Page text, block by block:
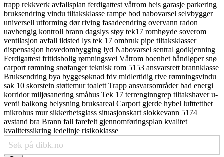
trapp rekkverk avfallsplan ferdigattest våtrom heis garasje parkering
bruksendring vindu tiltaksklasse rampe bod nabovarsel selvbygger
universell utforming dørriving fasadeendring overvann radon
uavhengig kontroll brann dagslys støy tek17 romhøyde soverom
ventilasjon avfall ildsted lys tek 17 ombruk pipe tiltaksklasser
dispensasjon hovedombygging lyd Nabovarsel sentral godkjenning
Ferdigattest fritidsbolig rømningsvei Våtrom boenhet håndløpersnø
carport rømning snøfangerteknisk rom 5153 ansvarsrett brannklasse
Bruksendring bya byggesøknad fdv midlertidig rive rømningsvindu
sak 10 skorstein støttemurtoalett Trapp ansvarsområderbad energi
korridormiljøsanering småhus Tek 17 terrenginngrep tiltakshaveru-
verdi balkong belysning bruksareal Carport gjerde hybel lufttetthet
mikrohus mursikkerhetsglass situasjonskart slokkevann 5174
avstand bra Brann fall farefelt gjennomføringsplan kvalitet
kvalitetssikring ledelinje risikoklasse